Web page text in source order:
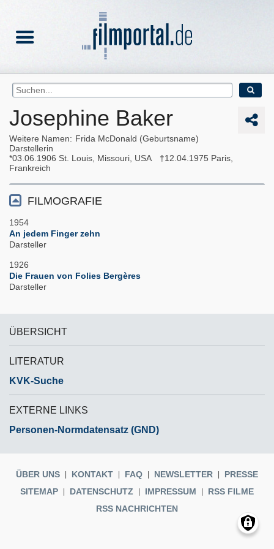
Josephine Baker
Weitere Namen
Frida McDonald (Geburtsname)
Darstellerin
03.06.1906 St. Louis, Missouri, USA 12.04.1975 Paris,
Frankreich
FILMOGRAFIE
1954
An jedem Finger zehn
Darsteller
1926
Die Frauen von Folies Bergères
Darsteller
ÜBERSICHT
LITERATUR
KVK-Suche
EXTERNE LINKS
Personen-Normdatensatz (GND)
ÜBER UNS KONTAKT FAQ NEWSLETTER
PRESSE
SITEMAP
DATENSCHUTZ IMPRESSUM
RSS FILME
RSS NACHRICHTEN